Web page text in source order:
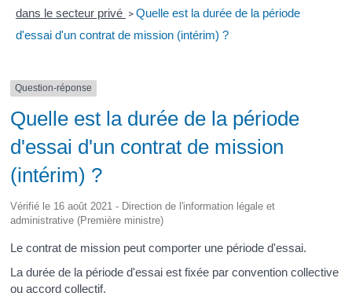
dans le secteur privé > Quelle est la durée de la période
d'essai d'un contrat de mission (intérim) ?
Question-réponse
Quelle est la durée de la période
d'essai d'un contrat de mission
(intérim) ?
Vérifié le 16 août 2021 - Direction de l'information légale et
administrative (Première ministre)
Le contrat de mission peut comporter une période d'essai.
La durée de la période d'essai est fixée par convention collective
ou accord collectif.